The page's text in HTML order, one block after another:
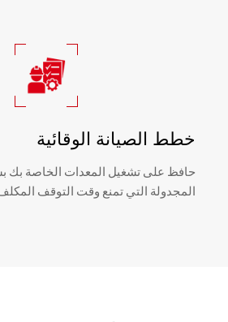
خطط الصيانة الوقائية
حافظ على تشغيل المعدات الخاصة بك
المجدولة التي تمنع وقت التوقف